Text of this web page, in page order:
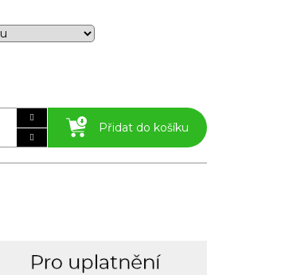
Přidat do košíku